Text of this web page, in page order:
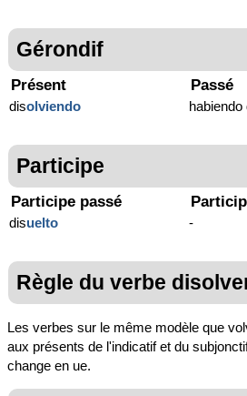
Gérondif
Présent
disolviendo
Passé
habiendo
Participe
Participe passé
disuelto -
Règle du verbe
Les verbes sur le même modèle que
aux présents de l'indicatif et du
change en ue.